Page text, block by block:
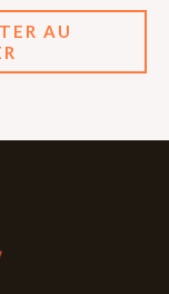
AU